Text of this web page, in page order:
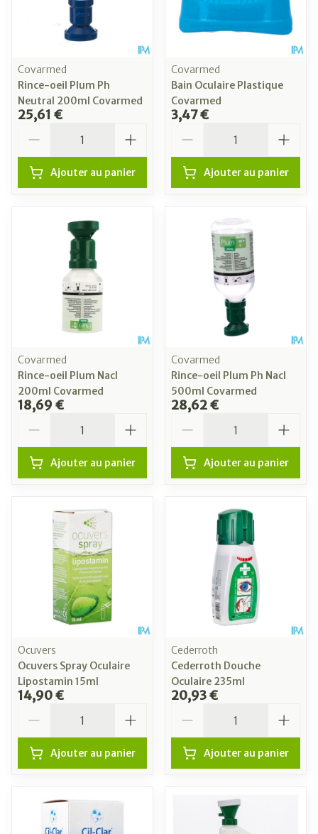
Covarmed
Rince-oeil Plum Ph
Neutral 200ml Covarmed
25,61 €
Ajouter au panier
Covarmed
Bain Oculaire Plastique
Covarmed
3,47 €
Ajouter au panier
Covarmed
Rince-oeil Plum Nacl
200ml Covarmed
18,69 €
Ajouter au panier
Covarmed
Rince-oeil Plum Ph Nacl
500ml Covarmed
28,62 €
Ajouter au panier
Ocuvers
Ocuvers Spray Oculaire
Lipostamin 15ml
14,90 €
Ajouter au panier
Cederroth
Cederroth Douche
Oculaire 235ml
20,93 €
Ajouter au panier